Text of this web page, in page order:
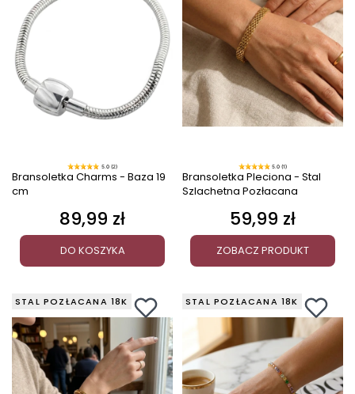
5.0 (2)
Bransoletka Charms - Baza 19
cm
Cena
89,99 zł
DO KOSZYKA
5.0 (1)
Bransoletka Pleciona - Stal
Szlachetna Pozłacana
Cena
59,99 zł
ZOBACZ PRODUKT
STAL POZŁACANA 18K STAL POZŁACANA 18K